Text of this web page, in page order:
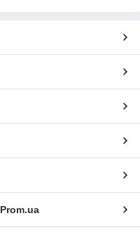
Prom.ua